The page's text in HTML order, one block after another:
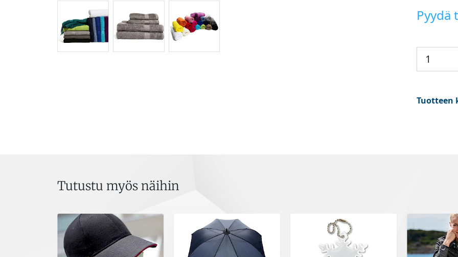
Pyydä
Tuotteen
Tutustu myös näihin